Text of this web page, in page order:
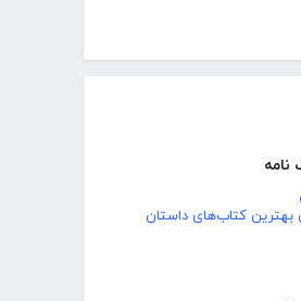
نامه
بهترین کتاب‌های داستان